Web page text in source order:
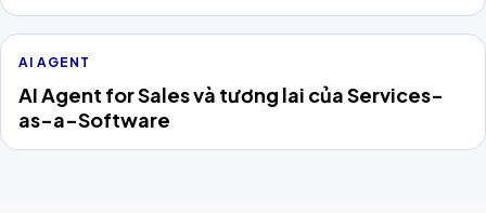
AI AGENT
AI Agent for Sales và tương lai của Services-
as-a-Software